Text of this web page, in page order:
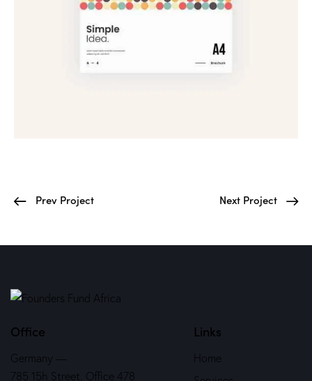
Prev Project Next Project
Office
Germany —
785 15h Street, Office 478
Links
Home